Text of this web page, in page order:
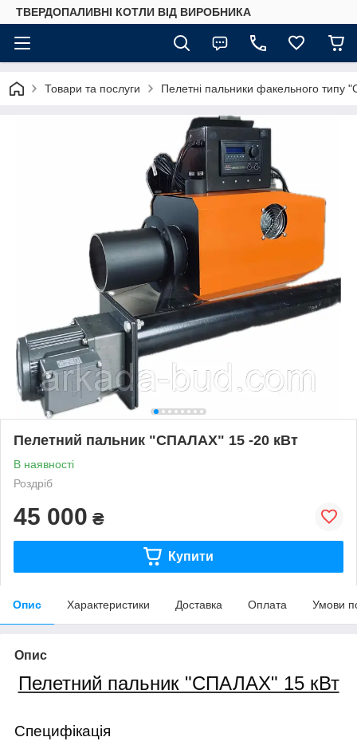
ТВЕРДОПАЛИВНІ КОТЛИ ВІД ВИРОБНИКА
Товари та послуги Пелетні пальники факельного типу
Пелетний пальник "СПАЛАХ" 15 -20 кВт
В наявності
Роздріб
45 000 ₴
Купити
Опис Характеристики Доставка Оплата Умови
Опис
Пелетний пальник "СПАЛАХ" 15 кВт
Специфікація